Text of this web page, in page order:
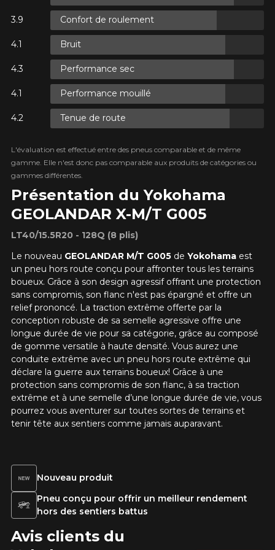
Présentation du Yokohama
GEOLANDAR X-M/T G005
LT40/15.5R20 - 128Q (8 plis)
Le nouveau GEOLANDAR M/T G005de Yokohama est
un pneu hors route conçu pour affronter tous les terrains
boueux. Grâce à son design agressif offrant une protection
sans compromis, son flanc n'est pas épargné et offre un
relief prononcé. La traction extrême offerte par la
conception robuste de sa semelle agressive offre une
longue durée de vie pour sa catégorie, grâce au composé
de gomme versatile à haute densité. Vous aurez une
conduite extrême avec un pneu hors route extrême qui
déclare la guerre aux terrains boueux! Grâce à une
protection sans compromis de son flanc, à sa traction
extrême et à une semelle d’une longue durée de vie, vous
pourrez vous aventurer sur toutes sortes de terrains et
tenir tête aux sentiers comme jamais auparavant.
Confort de roulement
Bruit
Performance sec
Performance mouillé
Tenue de route
L'évaluation est effectué entre des pneus comparable et de même
gamme. Elle n'est donc pas comparable aux produits de catégories ou
gammes différentes.
Nouveau produit
Pneu conçu pour offrir un meilleur rendement
hors des sentiers battus
Avis clients du
Votre avis concernant le
GEOLANDAR X-M/T G005
Nom
Courriel
Votre véhicule
Année
Marque
Option